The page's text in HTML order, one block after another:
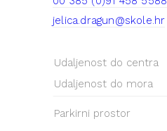
jelica.dragun@skole.hr
Udaljenost do centra
Udaljenost do mora
Parkirni prostor